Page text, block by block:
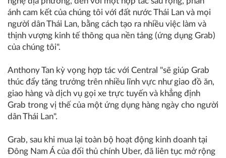
ánh cam kết của chúng tôi với đất nước Thái Lan và mọi
người dân Thái Lan, bằng cách tạo ra nhiều việc làm và
thịnh vượng kinh tế thông qua nền tảng (ứng dụng Grab)
của chúng tôi".
Anthony Tan kỳ vọng hợp tác với Central "sẽ giúp Grab
thúc đẩy tăng trưởng trên nhiều lĩnh vực như giao đồ ăn,
giao hàng và dịch vụ gọi xe trực tuyến và khẳng định
Grab trong vị thế của một ứng dụng hàng ngày cho người
dân Thái Lan".
Grab, sau khi mua lại toàn bộ hoạt động kinh doanh tại
Đông Nam Á của đối thủ chính Uber, đã liên tục mở rộng